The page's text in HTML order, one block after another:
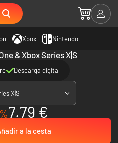
Xbox Nintendo
& Xbox Series X|S
Descarga digital
X|S
7.79 €
a la cesta